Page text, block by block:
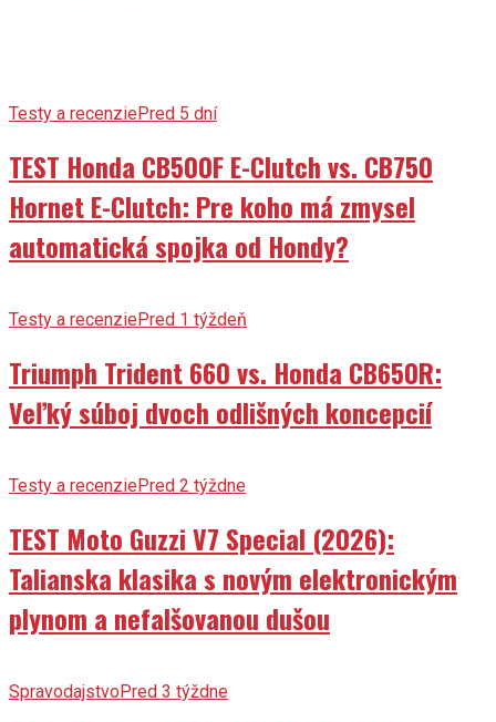
Testy a recenziePred 5 dní
TEST Honda CB500F E-Clutch vs. CB750
Hornet E-Clutch: Pre koho má zmysel
automatická spojka od Hondy?
Testy a recenziePred 1 týždeň
Triumph Trident 660 vs. Honda CB650R:
Veľký súboj dvoch odlišných koncepcií
Testy a recenziePred 2 týždne
TEST Moto Guzzi V7 Special (2026):
Talianska klasika s novým elektronickým
plynom a nefalšovanou dušou
SpravodajstvoPred 3 týždne